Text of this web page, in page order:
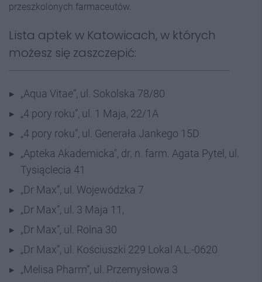
przeszkolonych farmaceutów.
Lista aptek w Katowicach, w których
możesz się zaszczepić:
„Aqua Vitae”, ul. Sokolska 78/80
„4 pory roku”, ul. 1 Maja, 22/1A
„4 pory roku”, ul. Generała Jankego 15D
„Apteka Akademicka", dr. n. farm. Agata Pytel, ul.
Tysiąclecia 41
„Dr Max”, ul. Wojewódzka 7
„Dr Max”, ul. 3 Maja 11,
„Dr Max”, ul. Rolna 30
„Dr Max”, ul. Kościuszki 229 Lokal A.L.-0620
„Melisa Pharm”, ul. Przemysłowa 3